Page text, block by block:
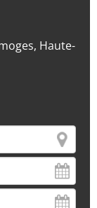
Haute-